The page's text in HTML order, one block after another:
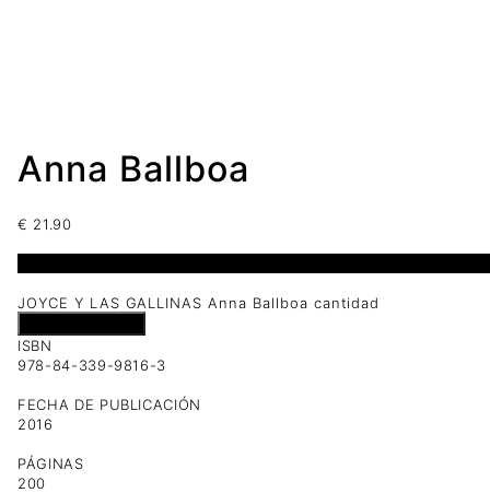
Anna Ballboa
€ 21.90
JOYCE Y LAS GALLINAS Anna Ballboa cantidad
ISBN
978-84-339-9816-3
FECHA DE PUBLICACIÓN
2016
PÁGINAS
200